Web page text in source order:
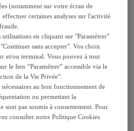
produit,
(notamment sur votre écran de
certaines analyses sur l'activité
en cliquant sur "Paramétrer"
sans accepter". Vos choix
et/ou terminal. Vous pouvez à tout
le lien “Paramétrer” accessible via le
de la Vie Privée".
au bon fonctionnement de
ou permettant la
sont pas soumis à consentement. Pour
consulter notre Politique Cookies